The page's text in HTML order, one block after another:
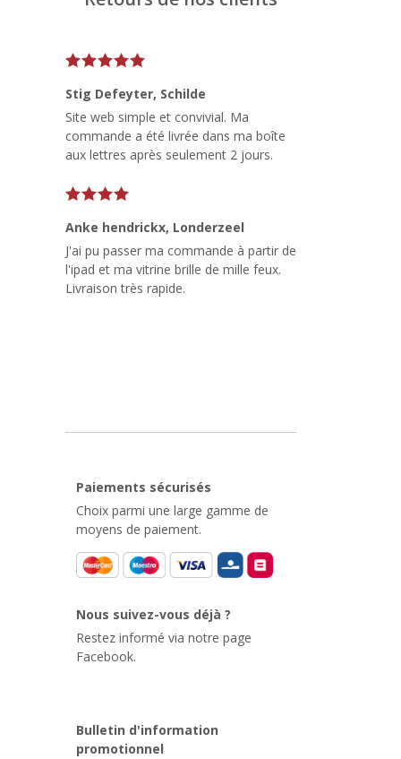
Stig Defeyter, Schilde
Site web simple et convivial. Ma
commande a été livrée dans ma boîte
aux lettres après seulement 2 jours.
Anke hendrickx, Londerzeel
J'ai pu passer ma commande à partir de
l'ipad et ma vitrine brille de mille feux.
Livraison très rapide.
Paiements sécurisés
Choix parmi une large gamme de
moyens de paiement.
Nous suivez-vous déjà ?
Restez informé via notre page
Facebook.
Bulletin d'information
promotionnel